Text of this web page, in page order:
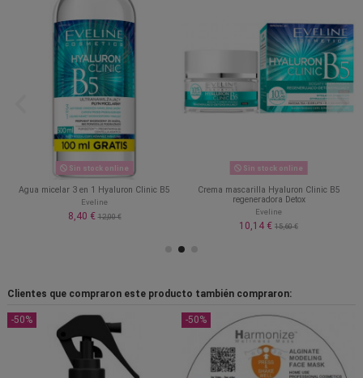
Sin stock online
Agua micelar 3 en 1 Hyaluron Clinic B5
Eveline
8,40 €12,00 €
Sin stock online
Crema mascarilla Hyaluron Clinic B5
regeneradora Detox
Eveline
10,14 € 15,60 €
Clientes que compraron este producto también compraron:
-50% -50%